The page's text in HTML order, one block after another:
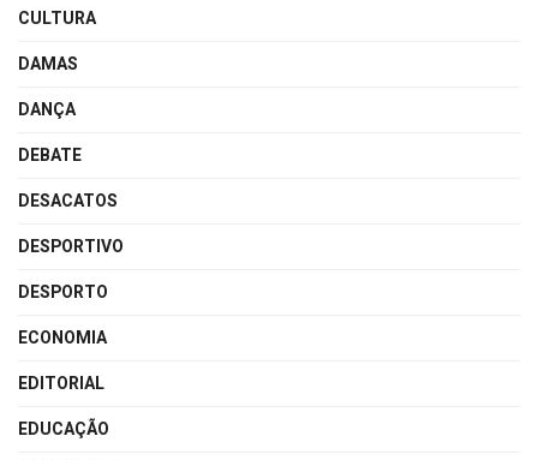
CULTURA
DAMAS
DANÇA
DEBATE
DESACATOS
DESPORTIVO
DESPORTO
ECONOMIA
EDITORIAL
EDUCAÇÃO